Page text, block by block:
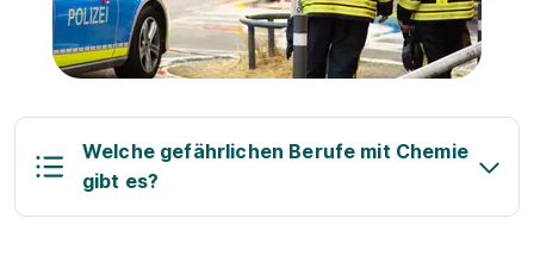
Welche gefährlichen Berufe mit Chemie
gibt es?